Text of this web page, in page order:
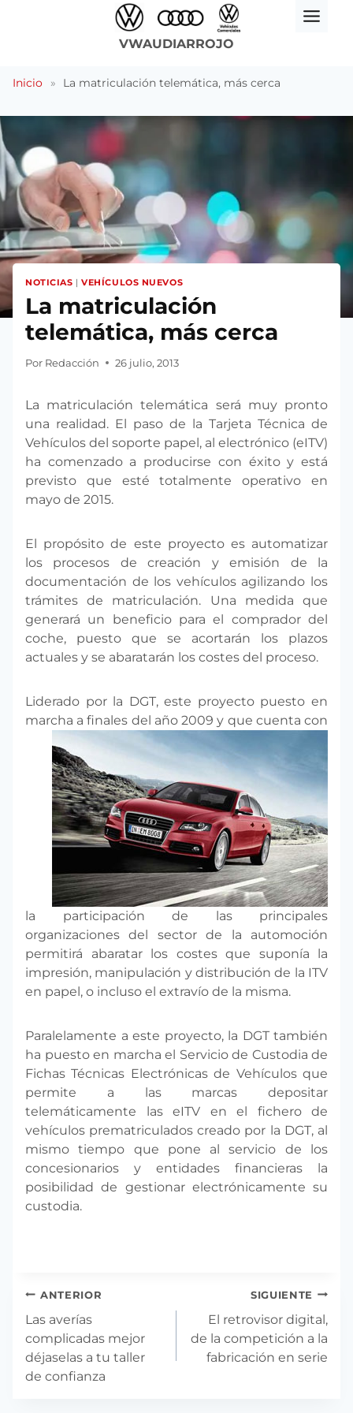
VWAUDIARROJO
Inicio » La matriculación telemática, más cerca
NOTICIAS |VEHÍCULOS NUEVOS
La matriculación
telemática, más cerca
Por Redacción 26 julio, 2013
La matriculación telemática será muy pronto
una realidad. El paso de la Tarjeta Técnica de
Vehículos del soporte papel, al electrónico (eITV)
ha comenzado a producirse con éxito y está
previsto que esté totalmente operativo en
mayo de 2015.
El propósito de este proyecto es automatizar
los procesos de creación y emisión de la
documentación de los vehículos agilizando los
trámites de matriculación. Una medida que
generará un beneficio para el comprador del
coche, puesto que se acortarán los plazos
actuales y se abaratarán los costes del proceso.
Liderado por la DGT, este proyecto puesto en
marcha a finales del año 2009 y que cuenta con
la participación de las principales
organizaciones del sector de la automoción
permitirá abaratar los costes que suponía la
impresión, manipulación y distribución de la ITV
en papel, o incluso el extravío de la misma.
Paralelamente a este proyecto, la DGT también
ha puesto en marcha el Servicio de Custodia de
Fichas Técnicas Electrónicas de Vehículos que
permite a las marcas depositar
telemáticamente las eITV en el fichero de
vehículos prematriculados creado por la DGT, al
mismo tiempo que pone al servicio de los
concesionarios y entidades financieras la
posibilidad de gestionar electrónicamente su
custodia.
Navegación
de
entradas
ANTERIOR
Las averías
complicadas mejor
déjaselas a tu taller
de confianza
SIGUIENTE
El retrovisor digital,
de la competición a la
fabricación en serie